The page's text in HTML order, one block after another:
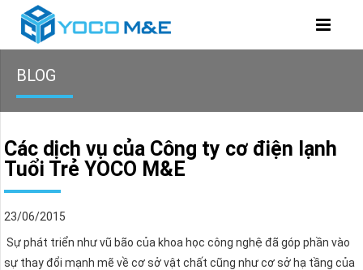
BLOG
Các dịch vụ của Công ty cơ điện lạnh
Tuổi Trẻ YOCO M&E
23/06/2015
Sự phát triển như vũ bão của khoa học công nghệ đã góp phần vào
sự thay đổi mạnh mẽ về cơ sở vật chất cũng như cơ sở hạ tầng của